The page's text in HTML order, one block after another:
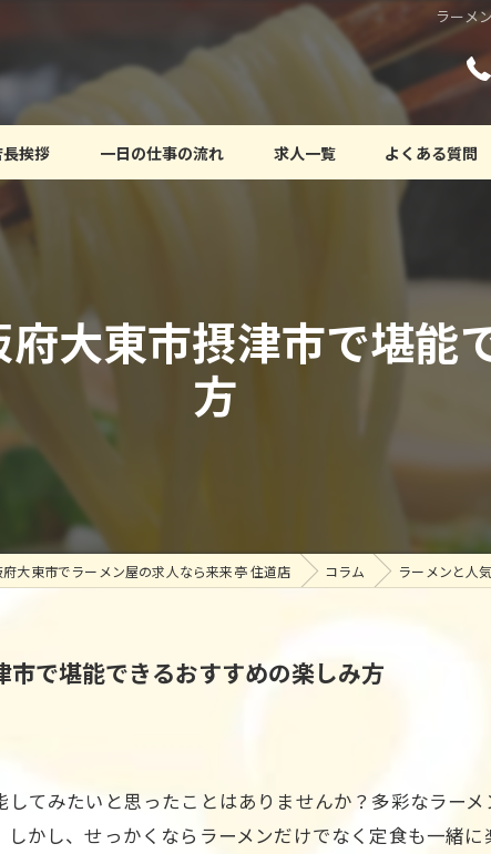
ラーメ
挨拶 一日の仕事の流れ 求人一覧 よくある質問
大東市摂津市で堪能
方
府大東市でラーメン屋の求人なら来来亭 住道店 コラム ラーメンと人
で堪能できるおすすめの楽しみ方
てみたいと思ったことはありませんか？多彩なラー
かし、せっかくならラーメンだけでなく定食も一緒